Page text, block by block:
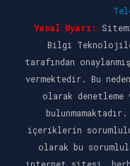
Yasal Uyarı:
Bilgi
tarafından
vermektedir. Bu
olarak denetleme
içeriklerin
olarak bu